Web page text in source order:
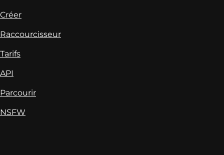
Créer
Raccourcisseur
Tarifs
API
Parcourir
NSFW